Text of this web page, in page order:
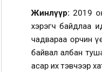
Жинлүүр: 2019
хэрэгч байдлаа
чадвараа орчин
байвал албан
асар их тэвчээр